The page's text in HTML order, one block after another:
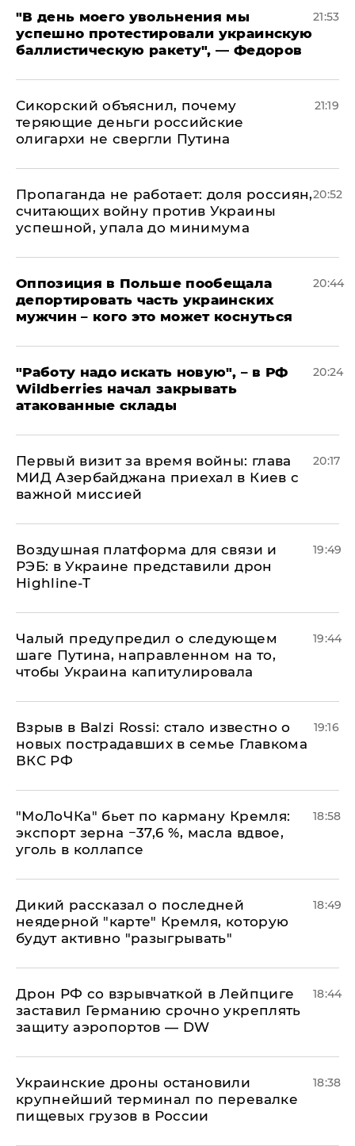
​"В день моего увольнения мы
успешно протестировали украинскую
баллистическую ракету", — Федоров
21:53
Сикорский объяснил, почему
теряющие деньги российские
олигархи не свергли Путина
21:19
​Пропаганда не работает: доля россиян,
считающих войну против Украины
успешной, упала до минимума
20:52
Оппозиция в Польше пообещала
депортировать часть украинских
мужчин – кого это может коснуться
20:44
"Работу надо искать новую", – в РФ
Wildberries начал закрывать
атакованные склады
20:24
Первый визит за время войны: глава
МИД Азербайджана приехал в Киев с
важной миссией
20:17
Воздушная платформа для связи и
РЭБ: в Украине представили дрон
Highline-T
19:49
Чалый предупредил о следующем
шаге Путина, направленном на то,
чтобы Украина капитулировала
19:44
Взрыв в Balzi Rossi: стало известно о
новых пострадавших в семье Главкома
ВКС РФ
19:16
​"МоЛоЧКа" бьет по карману Кремля:
экспорт зерна −37,6 %, масла вдвое,
уголь в коллапсе
18:58
Дикий рассказал о последней
неядерной "карте" Кремля, которую
будут активно "разыгрывать"
18:49
​Дрон РФ со взрывчаткой в Лейпциге
заставил Германию срочно укреплять
защиту аэропортов — DW
18:44
Украинские дроны остановили
крупнейший терминал по перевалке
пищевых грузов в России
18:38